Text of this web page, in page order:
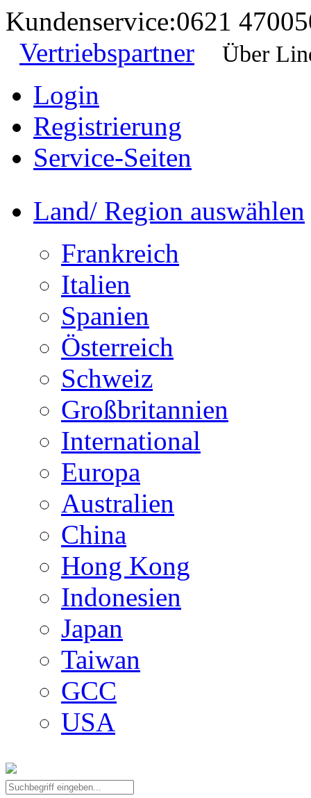
Kundenservice:0621
Vertriebspartner
Über
Login
Registrierung
Service-Seiten
Land/ Region auswählen
Frankreich
Italien
Spanien
Österreich
Schweiz
Großbritannien
International
Europa
Australien
China
Hong Kong
Indonesien
Japan
Taiwan
GCC
USA